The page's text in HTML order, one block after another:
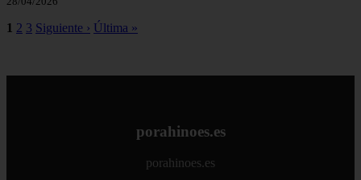
1 2 3 Siguiente › Última »
porahinoes.es
porahinoes.es